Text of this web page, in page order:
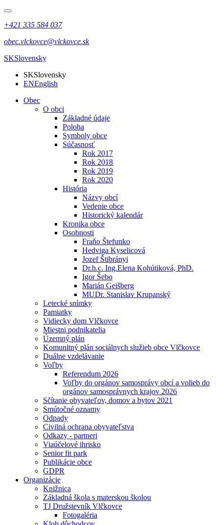
+421 335 584 037
obec.vlckovce@vlckovce.sk
SKSlovensky
SKSlovensky
ENEnglish
Obec
O obci
Základné údaje
Poloha
Symboly obce
Súčasnosť
Rok 2017
Rok 2018
Rok 2019
Rok 2020
História
Názvy obcí
Vedenie obce
Historický kalendár
Kronika obce
Osobnosti
Fraňo Štefunko
Hedviga Kyselicová
Jozef Štibrányi
Dr.h.c. Ing.Elena Kohútiková, PhD.
Igor Šebo
Marián Geišberg
MUDr. Stanislav Krupanský
Letecké snímky
Pamiatky
Vidiecky dom Vlčkovce
Miestni podnikatelia
Územný plán
Komunitný plán sociálnych služieb obce Vlčkovce
Duálne vzdelávanie
Voľby
Referendum 2026
Voľby do orgánov samosprávy obcí a volieb do
orgánov samosprávnych krajov 2026
Sčítanie obyvateľov, domov a bytov 2021
Smútočné oznamy
Odpady
Civilná ochrana obyvateľstva
Odkazy - partneri
Viaúčelové ihrisko
Senior fit park
Publikácie obce
GDPR
Organizácie
Knižnica
Základná škola s materskou školou
TJ Družstevník Vlčkovce
Fotogaléria